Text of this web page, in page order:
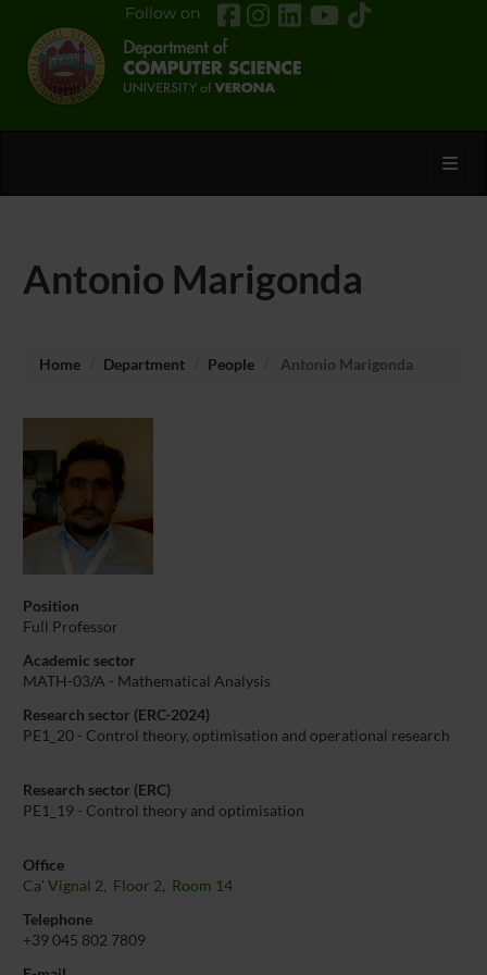
Follow on
Antonio Marigonda
Home Department People Antonio Marigonda
Position
Full Professor
Academic sector
MATH-03/A - Mathematical Analysis
Research sector (ERC-2024)
PE1_20 - Control theory, optimisation and operational research
Research sector (ERC)
PE1_19 - Control theory and optimisation
Office
Ca' Vignal 2, Floor 2, Room 14
Telephone
+39 045 802 7809